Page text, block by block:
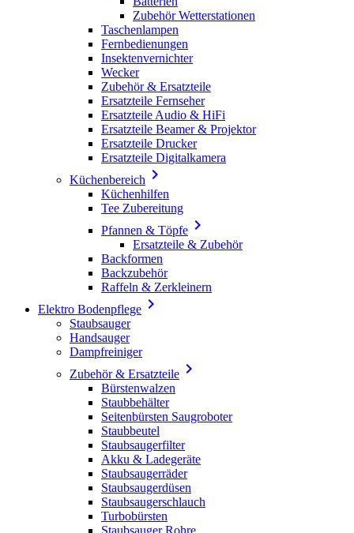
Zubehör Wetterstationen
Taschenlampen
Fernbedienungen
Insektenvernichter
Wecker
Zubehör & Ersatzteile
Ersatzteile Fernseher
Ersatzteile Audio & HiFi
Ersatzteile Beamer & Projektor
Ersatzteile Drucker
Ersatzteile Digitalkamera
Küchenbereich 
Küchenhilfen
Tee Zubereitung
Pfannen & Töpfe 
Ersatzteile & Zubehör
Backformen
Backzubehör
Raffeln & Zerkleinern
Elektro Bodenpflege 
Staubsauger
Handsauger
Dampfreiniger
Zubehör & Ersatzteile 
Bürstenwalzen
Staubbehälter
Seitenbürsten Saugroboter
Staubbeutel
Staubsaugerfilter
Akku & Ladegeräte
Staubsaugerräder
Staubsaugerdüsen
Staubsaugerschlauch
Turbobürsten
Staubsauger Rohre